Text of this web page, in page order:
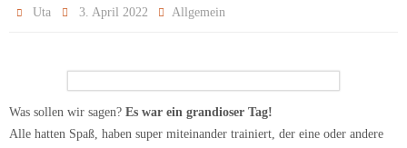
Uta 3. April 2022 Allgemein
Was sollen wir sagen? Es war ein grandioser Tag!
Alle hatten Spaß, haben super miteinander trainiert, der eine oder andere